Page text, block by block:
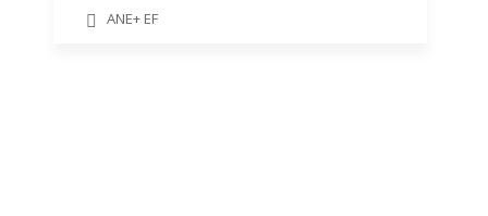
ANE+ EF